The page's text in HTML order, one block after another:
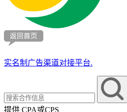
实名制广告渠道对接平台.
提供 CPA或CPS